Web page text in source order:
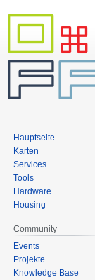
Hauptseite
Karten
Services
Tools
Hardware
Housing
Community
Events
Projekte
Knowledge Base